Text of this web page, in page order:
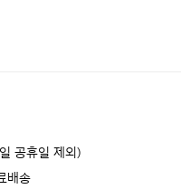
공휴일 제외)
배송